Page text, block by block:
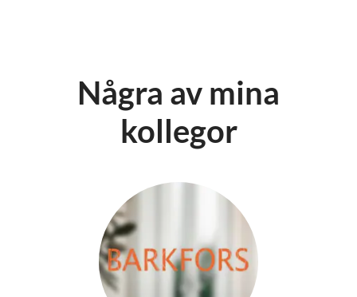
Några av mina
kollegor